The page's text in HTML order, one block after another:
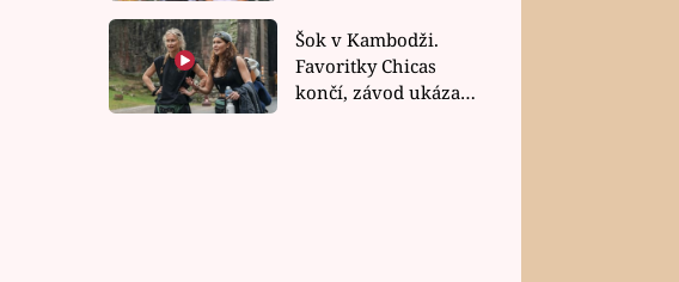
závodu nůž na krku
Šok v Kambodži.
Favoritky Chicas
končí, závod ukázal